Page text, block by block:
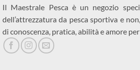
Il Maestrale Pesca è un negozio
dell’attrezzatura da pesca sportiva e
di conoscenza, pratica, abilità e amore